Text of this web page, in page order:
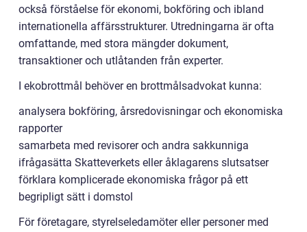
också förståelse för ekonomi, bokföring och ibland
internationella affärsstrukturer. Utredningarna är ofta
omfattande, med stora mängder dokument,
transaktioner och utlåtanden från experter.
I ekobrottmål behöver en brottmålsadvokat kunna:
analysera bokföring, årsredovisningar och ekonomiska
rapporter
samarbeta med revisorer och andra sakkunniga
ifrågasätta Skatteverkets eller åklagarens slutsatser
förklara komplicerade ekonomiska frågor på ett
begripligt sätt i domstol
För företagare, styrelseledamöter eller personer med